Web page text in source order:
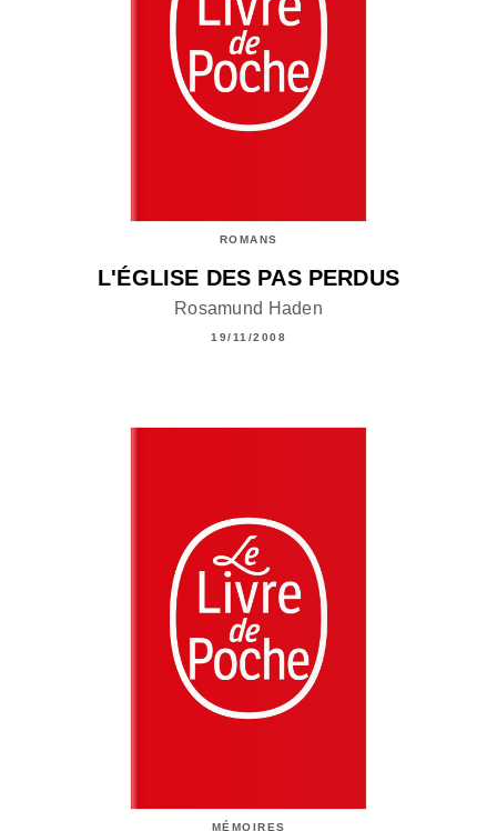
ROMANS
L'ÉGLISE DES PAS PERDUS
Rosamund Haden
19/11/2008
MÉMOIRES